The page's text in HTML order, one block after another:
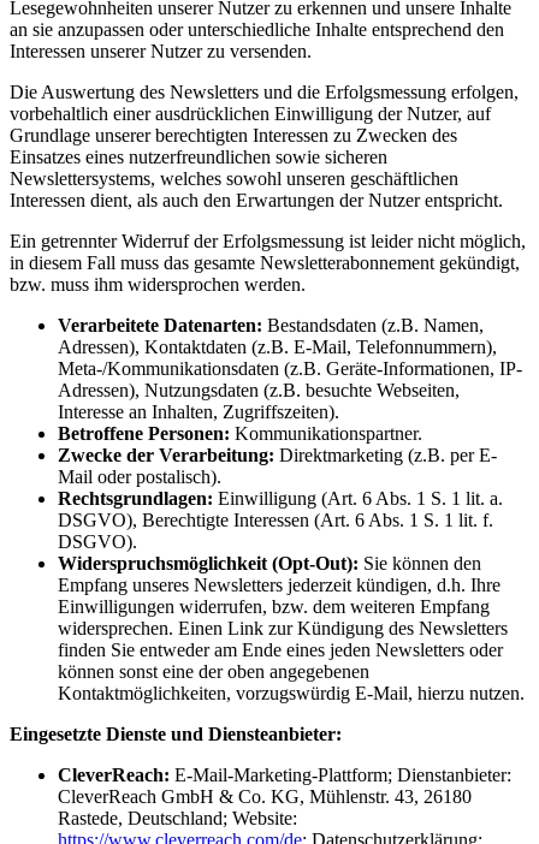
Lesegewohnheiten unserer Nutzer zu erkennen und unsere Inhalte
an sie anzupassen oder unterschiedliche Inhalte entsprechend den
Interessen unserer Nutzer zu versenden.
Die Auswertung des Newsletters und die Erfolgsmessung erfolgen,
vorbehaltlich einer ausdrücklichen Einwilligung der Nutzer, auf
Grundlage unserer berechtigten Interessen zu Zwecken des
Einsatzes eines nutzerfreundlichen sowie sicheren
Newslettersystems, welches sowohl unseren geschäftlichen
Interessen dient, als auch den Erwartungen der Nutzer entspricht.
Ein getrennter Widerruf der Erfolgsmessung ist leider nicht möglich,
in diesem Fall muss das gesamte Newsletterabonnement gekündigt,
bzw. muss ihm widersprochen werden.
Verarbeitete Datenarten: Bestandsdaten (z.B. Namen,
Adressen), Kontaktdaten (z.B. E-Mail, Telefonnummern),
Meta-/Kommunikationsdaten (z.B. Geräte-Informationen, IP-
Adressen), Nutzungsdaten (z.B. besuchte Webseiten,
Interesse an Inhalten, Zugriffszeiten).
Betroffene Personen: Kommunikationspartner.
Zwecke der Verarbeitung: Direktmarketing (z.B. per E-
Mail oder postalisch).
Rechtsgrundlagen: Einwilligung (Art. 6 Abs. 1 S. 1 lit. a.
DSGVO), Berechtigte Interessen (Art. 6 Abs. 1 S. 1 lit. f.
DSGVO).
Widerspruchsmöglichkeit (Opt-Out): Sie können den
Empfang unseres Newsletters jederzeit kündigen, d.h. Ihre
Einwilligungen widerrufen, bzw. dem weiteren Empfang
widersprechen. Einen Link zur Kündigung des Newsletters
finden Sie entweder am Ende eines jeden Newsletters oder
können sonst eine der oben angegebenen
Kontaktmöglichkeiten, vorzugswürdig E-Mail, hierzu nutzen.
Eingesetzte Dienste und Diensteanbieter:
CleverReach: E-Mail-Marketing-Plattform; Dienstanbieter:
CleverReach GmbH & Co. KG, Mühlenstr. 43, 26180
Rastede, Deutschland; Website:
https://www.cleverreach.com/de; Datenschutzerklärung: